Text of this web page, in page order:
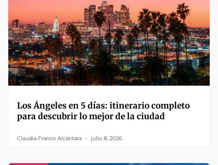
Los Ángeles en 5 días: itinerario completo
para descubrir lo mejor de la ciudad
Claudia Franco Alcántara julio 8, 2026